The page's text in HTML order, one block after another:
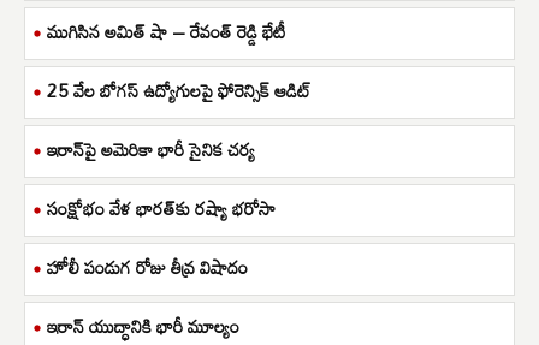
ముగిసిన అమిత్ షా – రేవంత్ రెడ్డి భేటీ
25 వేల బోగస్ ఉద్యోగులపై ఫోరెన్సిక్ ఆడిట్
ఇరాన్‌పై అమెరికా భారీ సైనిక చర్య
సంక్షోభం వేళ భారత్‌కు రష్యా భరోసా
హోలీ పండుగ రోజు తీవ్ర విషాదం
ఇరాన్ యుద్ధానికి భారీ మూల్యం